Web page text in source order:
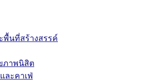
พื้นที่สร้างสรรค์
ภาพนิสิต
ละคาเฟ่